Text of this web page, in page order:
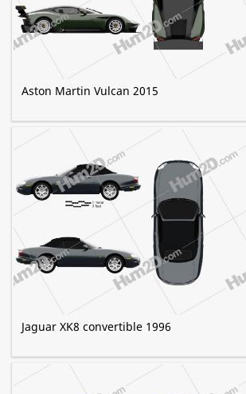
Aston Martin Vulcan 2015
Jaguar XK8 convertible 1996